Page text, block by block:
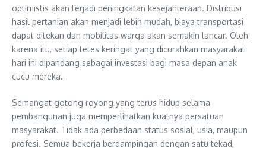
optimistis akan terjadi peningkatan kesejahteraan. Distribusi
hasil pertanian akan menjadi lebih mudah, biaya transportasi
dapat ditekan dan mobilitas warga akan semakin lancar. Oleh
karena itu, setiap tetes keringat yang dicurahkan masyarakat
hari ini dipandang sebagai investasi bagi masa depan anak
cucu mereka.
Semangat gotong royong yang terus hidup selama
pembangunan juga memperlihatkan kuatnya persatuan
masyarakat. Tidak ada perbedaan status sosial, usia, maupun
profesi. Semua bekerja berdampingan dengan satu tekad,